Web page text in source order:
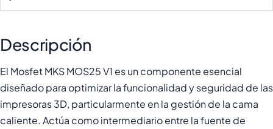
Descripción
El Mosfet MKS MOS25 V1 es un componente esencial
diseñado para optimizar la funcionalidad y seguridad de las
impresoras 3D, particularmente en la gestión de la cama
caliente. Actúa como intermediario entre la fuente de